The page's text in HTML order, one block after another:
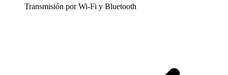
Transmisión por Wi-Fi y Bluetooth